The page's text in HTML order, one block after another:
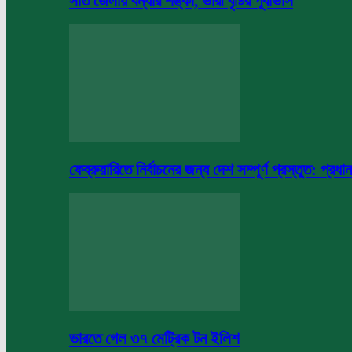
ফেব্রুয়ারিতে নির্বাচনের জন্য দেশ সম্পূর্ণ প্রস্তুত: প্রধান
ভারতে গেল ৩৭ মেট্রিক টন ইলিশ